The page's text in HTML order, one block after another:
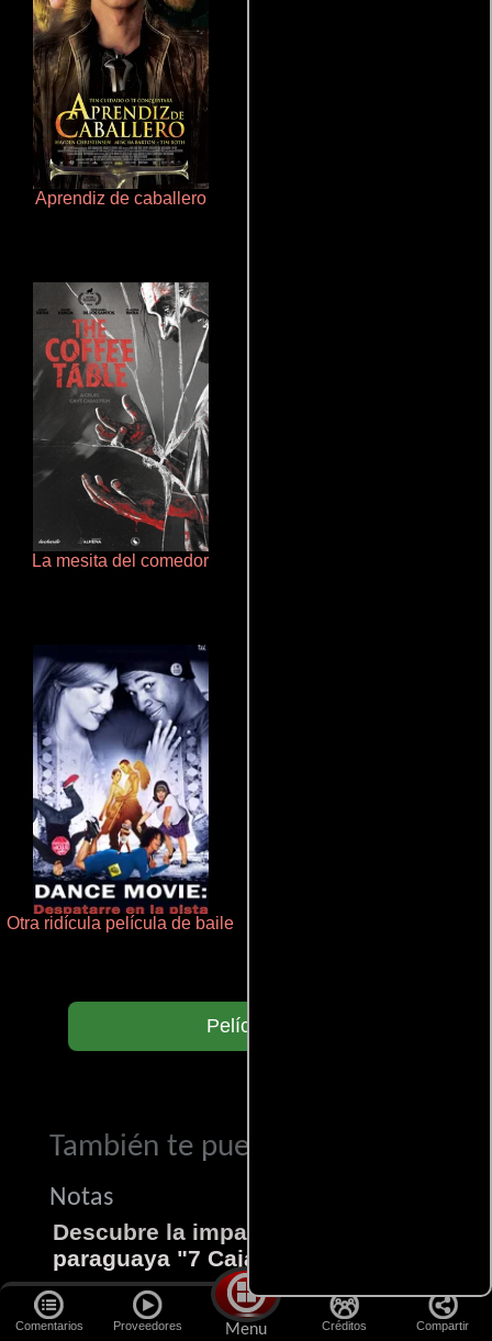
Comentarios Proveedores Menu Créditos Compartir
Aprendiz de caballero
La mesita del comedor
Otra ridícula película de baile
Películas
También te puede interesar...
Notas
Descubre la impactante película
paraguaya "7 Cajas"
Este thriller paraguayo cautivó al mundo
entero. 7 Cajas es una explosión de acción y